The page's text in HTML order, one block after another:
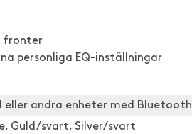
fronter
personliga EQ-inställningar
eller andra enheter med Bluetooth
Guld/svart, Silver/svart